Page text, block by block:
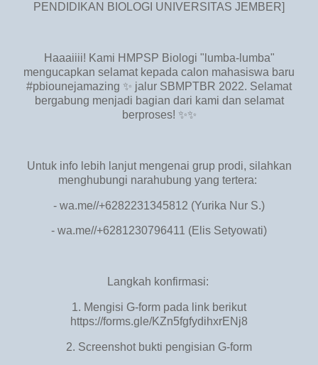
PENDIDIKAN BIOLOGI UNIVERSITAS JEMBER]
Haaaiiii! Kami HMPSP Biologi "lumba-lumba"
mengucapkan selamat kepada calon mahasiswa baru
#pbiounejamazing ✨ jalur SBMPTBR 2022. Selamat
bergabung menjadi bagian dari kami dan selamat
berproses! ✨✨
Untuk info lebih lanjut mengenai grup prodi, silahkan
menghubungi narahubung yang tertera:
- wa.me//+6282231345812 (Yurika Nur S.)
- wa.me//+6281230796411 (Elis Setyowati)
Langkah konfirmasi:
1. Mengisi G-form pada link berikut
https://forms.gle/KZn5fgfydihxrENj8
2. Screenshot bukti pengisian G-form